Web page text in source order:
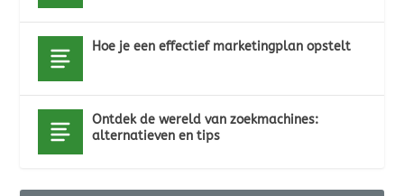
Hoe je een effectief marketingplan opstelt
Ontdek de wereld van zoekmachines:
alternatieven en tips